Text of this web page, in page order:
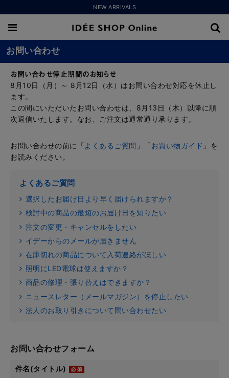
NEW ARRIVALS
お問い合わせ
お問い合わせ停止期間のお知らせ
8月10日（月）～ 8月12日（水）はお問い合わせ対応を休止し
ます。
この間にいただいたお問い合わせは、8月13日（木）以降に順
次返信いたします。なお、ご注文は通常通り承ります。
お問い合わせの前に「よくあるご質問 」「お買い物ガイド 」を
お読みください。
よくあるご質問
選択したお届け日より早く届けられますか？
検討中の商品の最短のお届け日を知りたい
注文の変更・キャンセルをしたい
イデーからのメールが届きません
在庫切れの商品について入荷連絡がほしい
照明にLED電球は使えますか？
商品の修理・張り替えはできますか？
ニュースレター（メールマガジン）を停止したい
法人のお取り引きについて問い合わせたい
お問い合わせフォーム
件名(タイトル)